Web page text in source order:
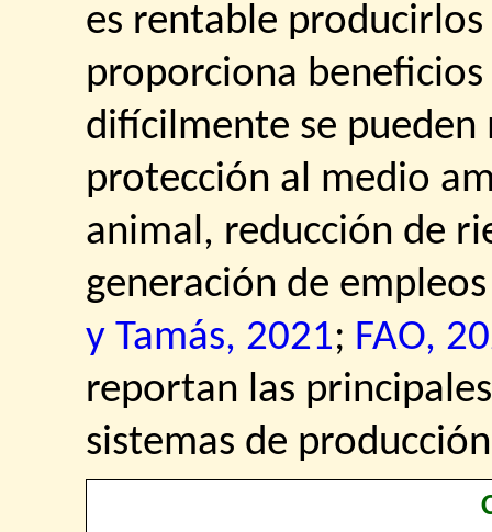
es rentable
proporciona
difícilmente se
protección al medio
animal, reducción de
generación de
y Tamás, 2021; FAO,
reportan las
sistemas de